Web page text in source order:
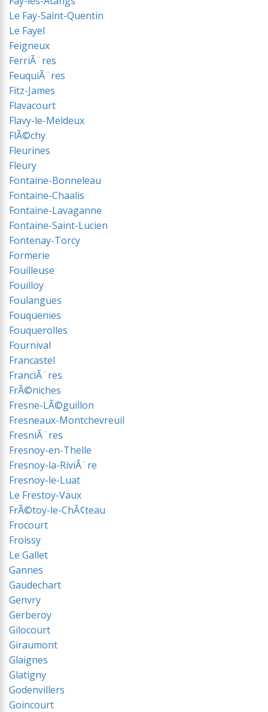
Le Fay-Saint-Quentin
Le Fayel
Feigneux
FerriÃ¨res
FeuquiÃ¨res
Fitz-James
Flavacourt
Flavy-le-Meldeux
FlÃ©chy
Fleurines
Fleury
Fontaine-Bonneleau
Fontaine-Chaalis
Fontaine-Lavaganne
Fontaine-Saint-Lucien
Fontenay-Torcy
Formerie
Fouilleuse
Fouilloy
Foulangues
Fouquenies
Fouquerolles
Fournival
Francastel
FranciÃ¨res
FrÃ©niches
Fresne-LÃ©guillon
Fresneaux-Montchevreuil
FresniÃ¨res
Fresnoy-en-Thelle
Fresnoy-la-RiviÃ¨re
Fresnoy-le-Luat
Le Frestoy-Vaux
FrÃ©toy-le-ChÃ¢teau
Frocourt
Froissy
Le Gallet
Gannes
Gaudechart
Genvry
Gerberoy
Gilocourt
Giraumont
Glaignes
Glatigny
Godenvillers
Goincourt